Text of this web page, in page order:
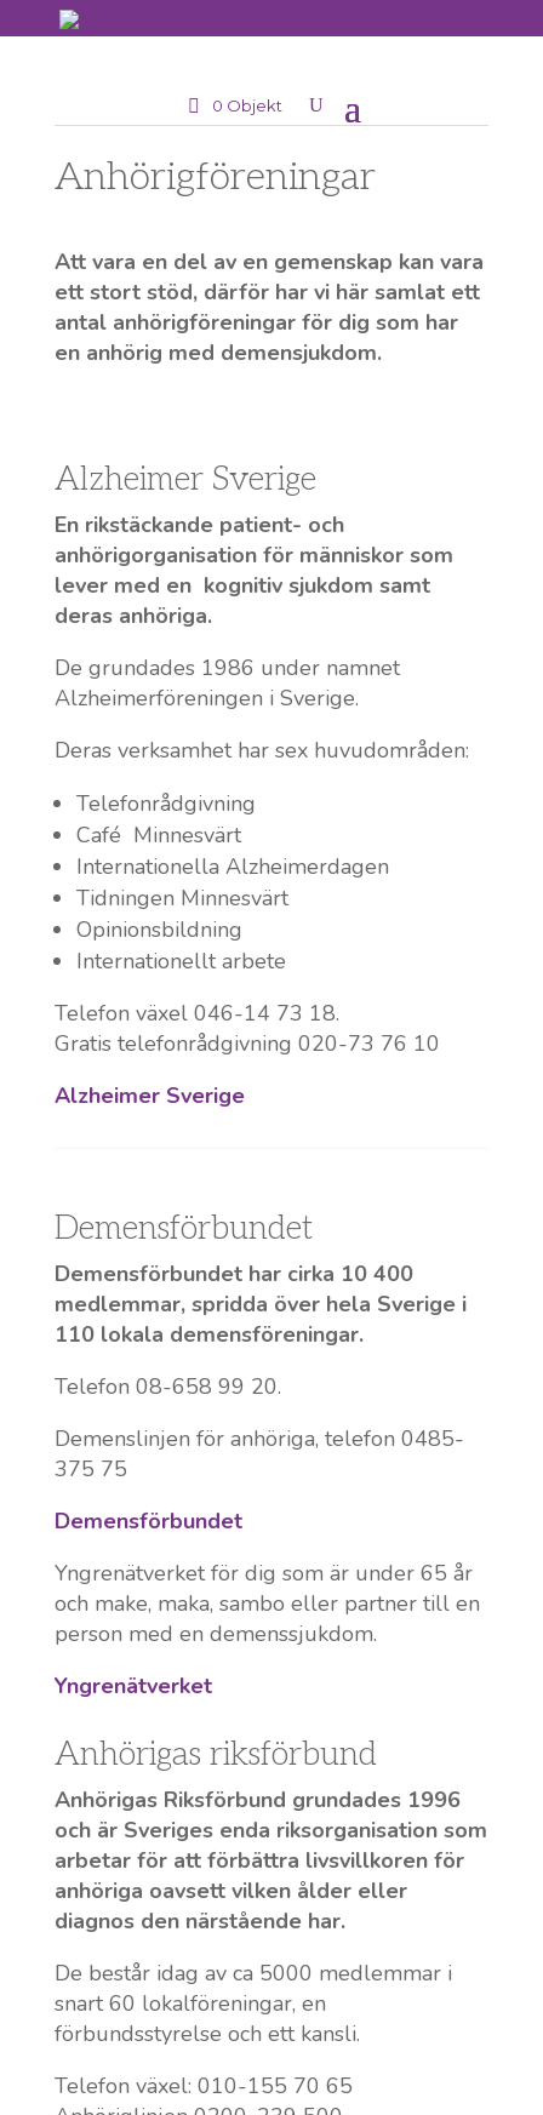
0 Objekt
Anhörigföreningar
Att vara en del av en gemenskap kan vara
ett stort stöd, därför har vi här samlat ett
antal anhörigföreningar för dig som har
en anhörig med demensjukdom.
Alzheimer Sverige
En rikstäckande patient- och
anhörigorganisation för människor som
lever med en kognitiv sjukdom samt
deras anhöriga.
De grundades 1986 under namnet
Alzheimerföreningen i Sverige.
Deras verksamhet har sex huvudområden:
Telefonrådgivning
Café Minnesvärt
Internationella Alzheimerdagen
Tidningen Minnesvärt
Opinionsbildning
Internationellt arbete
Telefon växel 046-14 73 18.
Gratis telefonrådgivning 020-73 76 10
Alzheimer Sverige
Demensförbundet
Demensförbundet har cirka 10 400
medlemmar, spridda över hela Sverige i
110 lokala demensföreningar.
Telefon 08-658 99 20.
Demenslinjen för anhöriga, telefon 0485-
375 75
Demensförbundet
Yngrenätverket för dig som är under 65 år
och make, maka, sambo eller partner till en
person med en demenssjukdom.
Yngrenätverket
Anhörigas riksförbund
Anhörigas Riksförbund grundades 1996
och är Sveriges enda riksorganisation som
arbetar för att förbättra livsvillkoren för
anhöriga oavsett vilken ålder eller
diagnos den närstående har.
De består idag av ca 5000 medlemmar i
snart 60 lokalföreningar, en
förbundsstyrelse och ett kansli.
Telefon växel: 010-155 70 65